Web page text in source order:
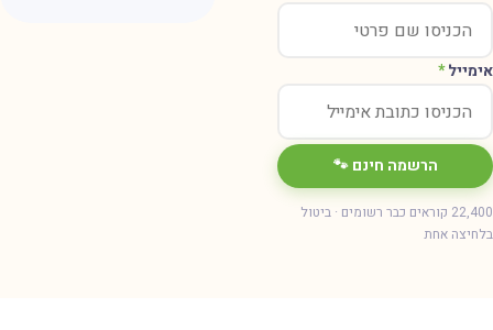
*
הרשמה חינם 🐾
22,400 קוראים כבר רשומים · ביטול
אחת